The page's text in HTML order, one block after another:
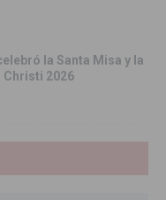
la Santa Misa y la
Christi 2026